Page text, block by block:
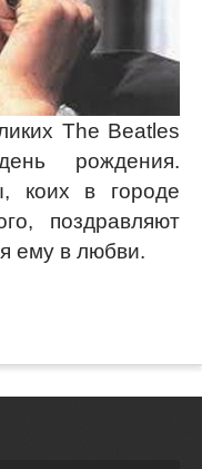
The Beatles
рождения.
коих в городе
поздравляют
ему в любви.